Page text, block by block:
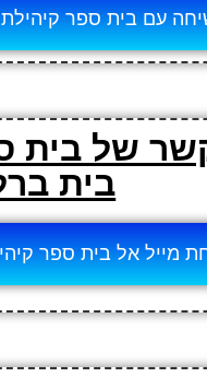
עם בית ספר
של בית
בית
מייל אל בית ספר